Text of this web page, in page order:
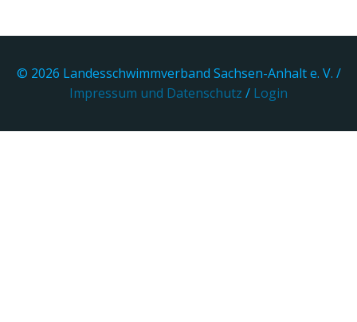
© 2026 Landesschwimmverband Sachsen-Anhalt e. V. /
Impressum und Datenschutz / Login